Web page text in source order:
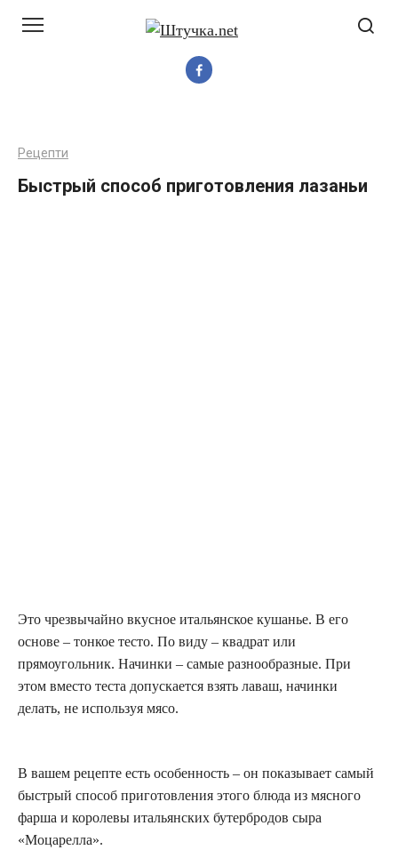
Рецепти
Быстрый способ приготовления лазаньи
Это чрезвычайно вкусное итальянское кушанье. В его
основе – тонкое тесто. По виду – квадрат или
прямоугольник. Начинки – самые разнообразные. При
этом вместо теста допускается взять лаваш, начинки
делать, не используя мясо.
В вашем рецепте есть особенность – он показывает самый
быстрый способ приготовления этого блюда из мясного
фарша и королевы итальянских бутербродов сыра
«Моцарелла».